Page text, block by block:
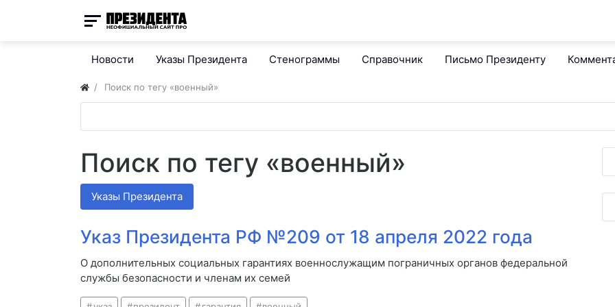
Новости Указы Президента Стенограммы Справочник Письмо Президенту
Поиск по тегу «военный»
Поиск по тегу «военный»
Указы Президента
Указ Президента РФ №209 от 18 апреля 2022 года
О дополнительных социальных гарантиях военнослужащим пограничных органов федеральной
службы безопасности и членам их семей